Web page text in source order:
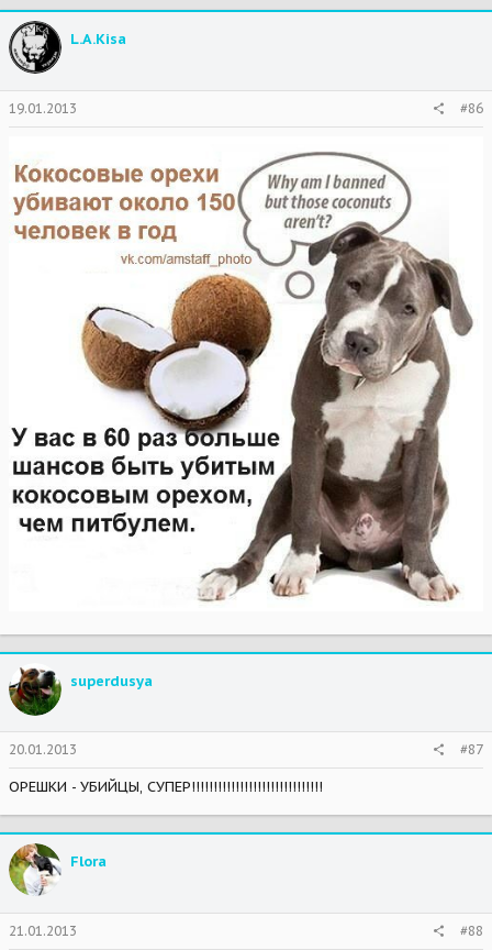
L.A.Kisa
19.01.2013 #86
superdusya
20.01.2013 #87
ОРЕШКИ - УБИЙЦЫ, СУПЕР!!!!!!!!!!!!!!!!!!!!!!!!!!!!!!
Flora
21.01.2013 #88